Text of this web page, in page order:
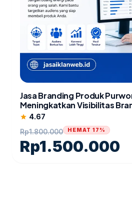
Jasa Branding Produk
Meningkatkan Visibilitas
star 4.67
Rp1.800.000
Rp1.500.000
HEMAT 17%